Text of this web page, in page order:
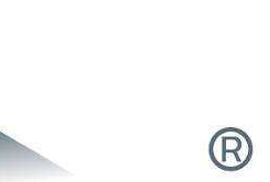
«Артис»: